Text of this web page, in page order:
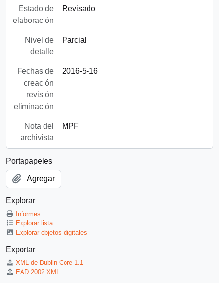
Estado de
elaboración
Revisado
Nivel de
detalle
Parcial
Fechas de
creación
revisión
eliminación
2016-5-16
Nota del
archivista
MPF
Portapapeles
Agregar
Explorar
Informes
Explorar lista
Explorar objetos digitales
Exportar
XML de Dublin Core 1.1
EAD 2002 XML